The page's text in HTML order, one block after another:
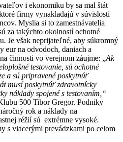
i ekonomiku by sa mal štát
firmy vynakladajú v súvislosti
Myslia si to zamestnávatelia
za takýchto okolností ochotné
Je však neprijateľné, aby súkromný
eur na odvodoch, daniach a
činnosti vo verejnom záujme: „Ak
testovanie, sú ochotné
a sú pripravené poskytnúť
musí poskytnúť zdravotnícky
náklady spojené s testovaním,“
500 Tibor Gregor. Podniky
rok a náklady na
réžií sú extrémne vysoké.
s viacerými prevádzkami po celom